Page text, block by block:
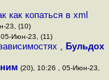
как копаться в xml
23, (10)
Июн-23, (11)
, Бульдох
(20), 10:26 , 05-Июн-23,